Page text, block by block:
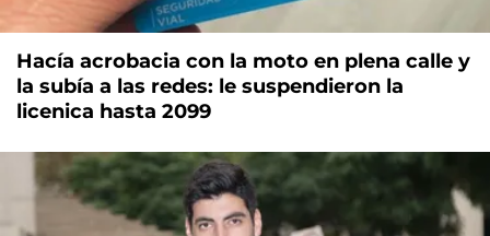
Hacía acrobacia con la moto en plena calle y
la subía a las redes: le suspendieron la
licenica hasta 2099